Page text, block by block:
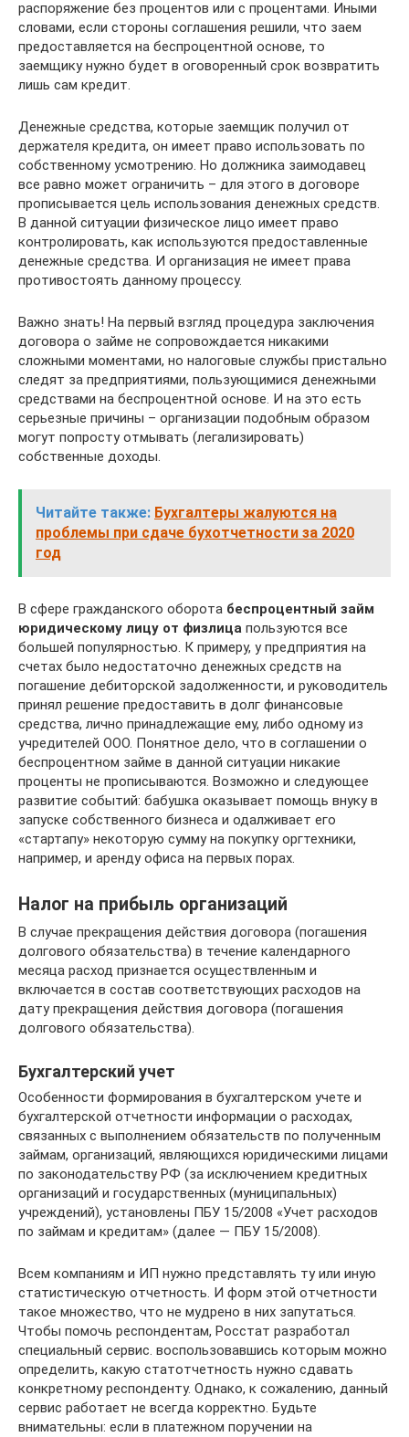
распоряжение без процентов или с процентами. Иными
словами, если стороны соглашения решили, что заем
предоставляется на беспроцентной основе, то
заемщику нужно будет в оговоренный срок возвратить
лишь сам кредит.
Денежные средства, которые заемщик получил от
держателя кредита, он имеет право использовать по
собственному усмотрению. Но должника заимодавец
все равно может ограничить – для этого в договоре
прописывается цель использования денежных средств.
В данной ситуации физическое лицо имеет право
контролировать, как используются предоставленные
денежные средства. И организация не имеет права
противостоять данному процессу.
Важно знать! На первый взгляд процедура заключения
договора о займе не сопровождается никакими
сложными моментами, но налоговые службы пристально
следят за предприятиями, пользующимися денежными
средствами на беспроцентной основе. И на это есть
серьезные причины – организации подобным образом
могут попросту отмывать (легализировать)
собственные доходы.
Читайте также: Бухгалтеры жалуются на
проблемы при сдаче бухотчетности за 2020
год
В сфере гражданского оборота беспроцентный займ
юридическому лицу от физлица пользуются все
большей популярностью. К примеру, у предприятия на
счетах было недостаточно денежных средств на
погашение дебиторской задолженности, и руководитель
принял решение предоставить в долг финансовые
средства, лично принадлежащие ему, либо одному из
учредителей ООО. Понятное дело, что в соглашении о
беспроцентном займе в данной ситуации никакие
проценты не прописываются. Возможно и следующее
развитие событий: бабушка оказывает помощь внуку в
запуске собственного бизнеса и одалживает его
«стартапу» некоторую сумму на покупку оргтехники,
например, и аренду офиса на первых порах.
Налог на прибыль организаций
В случае прекращения действия договора (погашения
долгового обязательства) в течение календарного
месяца расход признается осуществленным и
включается в состав соответствующих расходов на
дату прекращения действия договора (погашения
долгового обязательства).
Бухгалтерский учет
Особенности формирования в бухгалтерском учете и
бухгалтерской отчетности информации о расходах,
связанных с выполнением обязательств по полученным
займам, организаций, являющихся юридическими лицами
по законодательству РФ (за исключением кредитных
организаций и государственных (муниципальных)
учреждений), установлены ПБУ 15/2008 «Учет расходов
по займам и кредитам» (далее — ПБУ 15/2008).
Всем компаниям и ИП нужно представлять ту или иную
статистическую отчетность. И форм этой отчетности
такое множество, что не мудрено в них запутаться.
Чтобы помочь респондентам, Росстат разработал
специальный сервис. воспользовавшись которым можно
определить, какую статотчетность нужно сдавать
конкретному респонденту. Однако, к сожалению, данный
сервис работает не всегда корректно. Будьте
внимательны: если в платежном поручении на